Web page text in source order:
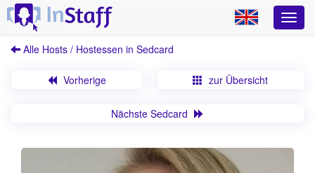
Alle Hosts / Hostessen in Sedcard
Vorherige zur Übersicht
Nächste Sedcard